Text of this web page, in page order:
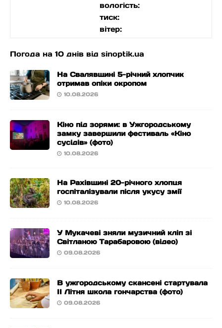
вологість:
тиск:
вітер:
Погода на 10 днів від sinoptik.ua
На Свалявщині 5-річний хлопчик
отримав опіки окропом
10.08.2026
Кіно під зорями: в Ужгородському
замку завершили фестиваль «Кіно
сусідів» (фото)
10.08.2026
На Рахівщині 20-річного хлопця
госпіталізували після укусу змії
10.08.2026
У Мукачеві зняли музичний кліп зі
Світланою Тарабаровою (відео)
09.08.2026
В ужгородському скансені стартувала
ІІ Літня школа гончарства (фото)
09.08.2026